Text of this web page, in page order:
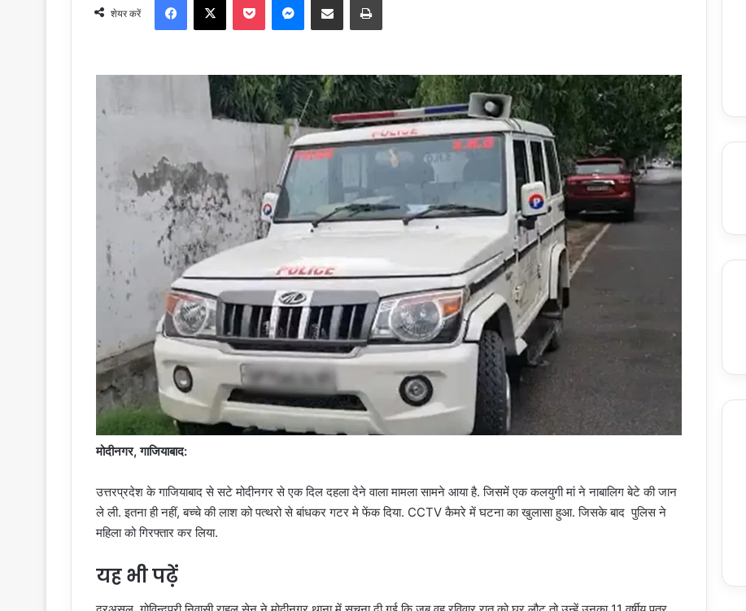
शेयर करें
मोदीनगर, गाजियाबाद:
उत्तरप्रदेश के गाजियाबाद से सटे मोदीनगर से एक दिल दहला देने वाला मामला सामने आया है. जिसमें एक कलयुगी मां ने नाबालिग बेटे की जान
ले ली. इतना ही नहीं, बच्चे की लाश को पत्थरो से बांधकर गटर मे फेंक दिया. CCTV कैमरे में घटना का खुलासा हुआ. जिसके बाद पुलिस ने
महिला को गिरफ्तार कर लिया.
यह भी पढ़ें